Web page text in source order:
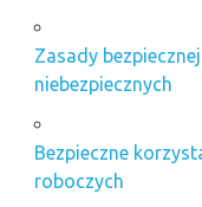
Zasady
niebezpiecznych
Bezpieczne
roboczych